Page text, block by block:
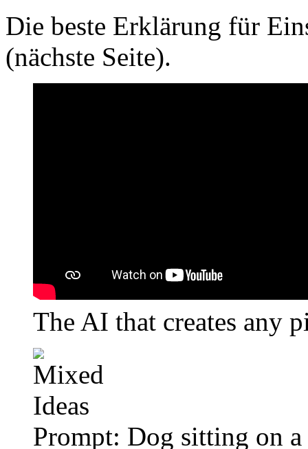
Die beste Erklärung für
(nächste Seite).
The AI that creates any
Prompt: Dog sitting on